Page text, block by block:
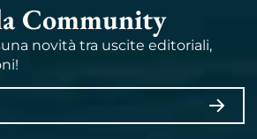
Community
novità tra uscite editoriali,